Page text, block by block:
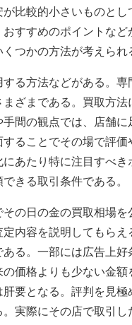
比較的小さいものとし
すすめのポイントなど
つかの方法が考えられ
る方法などがある。専
ざまである。買取方法
間の観点では、店舗に
ることでその場で評
あたり特に注目すべき
きる取引条件である。
の日の金の買取相場を
内容を説明してもらえ
る。一部には広告上好
価格よりも少ない金額
要となる。評判を見極
実際にその店で取引し